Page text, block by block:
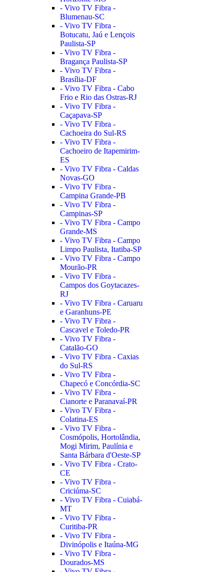
- Vivo TV Fibra -
Blumenau-SC
- Vivo TV Fibra -
Botucatu, Jaú e Lençois
Paulista-SP
- Vivo TV Fibra -
Bragança Paulista-SP
- Vivo TV Fibra -
Brasília-DF
- Vivo TV Fibra - Cabo
Frio e Rio das Ostras-RJ
- Vivo TV Fibra -
Caçapava-SP
- Vivo TV Fibra -
Cachoeira do Sul-RS
- Vivo TV Fibra -
Cachoeiro de Itapemirim-
ES
- Vivo TV Fibra - Caldas
Novas-GO
- Vivo TV Fibra -
Campina Grande-PB
- Vivo TV Fibra -
Campinas-SP
- Vivo TV Fibra - Campo
Grande-MS
- Vivo TV Fibra - Campo
Limpo Paulista, Itatiba-SP
- Vivo TV Fibra - Campo
Mourão-PR
- Vivo TV Fibra -
Campos dos Goytacazes-
RJ
- Vivo TV Fibra - Caruaru
e Garanhuns-PE
- Vivo TV Fibra -
Cascavel e Toledo-PR
- Vivo TV Fibra -
Catalão-GO
- Vivo TV Fibra - Caxias
do Sul-RS
- Vivo TV Fibra -
Chapecó e Concórdia-SC
- Vivo TV Fibra -
Cianorte e Paranavaí-PR
- Vivo TV Fibra -
Colatina-ES
- Vivo TV Fibra -
Cosmópolis, Hortolândia,
Mogi Mirim, Paulínia e
Santa Bárbara d'Oeste-SP
- Vivo TV Fibra - Crato-
CE
- Vivo TV Fibra -
Criciúma-SC
- Vivo TV Fibra - Cuiabá-
MT
- Vivo TV Fibra -
Curitiba-PR
- Vivo TV Fibra -
Divinópolis e Itaúna-MG
- Vivo TV Fibra -
Dourados-MS